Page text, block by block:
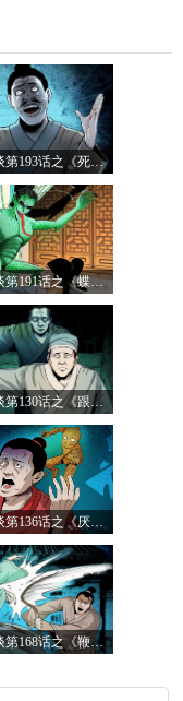
聊斋怪谈第193话之《死尸伸冤》
聊斋怪谈第191话之《蝶妖》
聊斋怪谈第130话之《跟尸》
聊斋怪谈第136话之《厌胜》
聊斋怪谈第168话之《鞭尸》